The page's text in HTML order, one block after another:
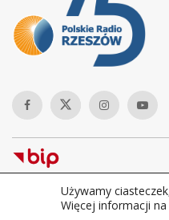
Copyright © 2026Polskie
Używamy
Więcej informacji